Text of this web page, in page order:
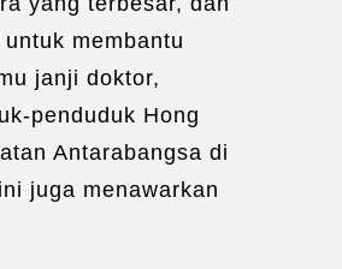
membantu
janji doktor,
penduduk Hong
Antarabangsa di
juga menawarkan